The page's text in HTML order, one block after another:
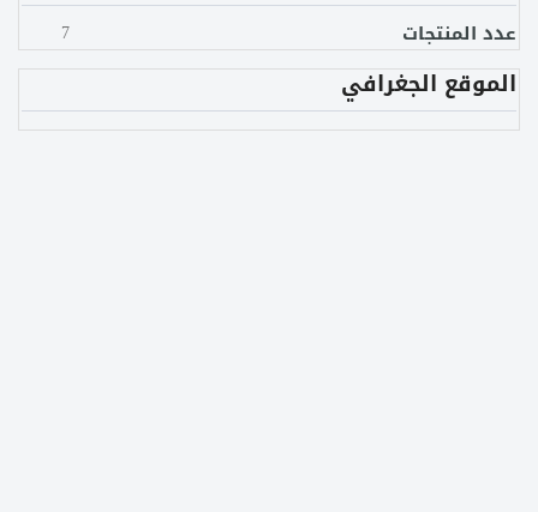
عدد المنتجات 7
الموقع الجغرافي